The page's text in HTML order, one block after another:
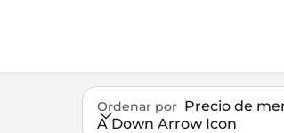
Ordenar por Precio de
A Down Arrow Icon